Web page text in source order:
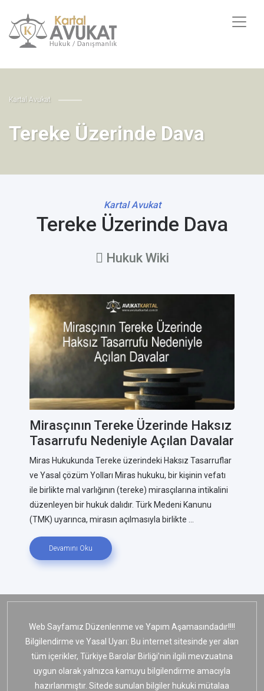
Kartal Avukat
Tereke Üzerinde Dava
Kartal Avukat
Tereke Üzerinde Dava
Hukuk Wiki
Mirasçının Tereke Üzerinde Haksız
Tasarrufu Nedeniyle Açılan Davalar
Miras Hukukunda Tereke üzerindeki Haksız Tasarruflar
ve Yasal çözüm Yolları Miras hukuku, bir kişinin vefatı
ile birlikte mal varlığının (tereke) mirasçılarına intikalini
düzenleyen bir hukuk dalıdır. Türk Medeni Kanunu
(TMK) uyarınca, mirasın açılmasıyla birlikte ...
Devamını Oku
Web Sayfamız Düzenlenme ve Yapım Aşamasındadır!!!!
Bilgilendirme ve Yasal Uyarı: Bu internet sitesinde yer alan
tüm içerikler, Türkiye Barolar Birliği’nin ilgili mevzuatına
uygun olarak yalnızca kamuyu bilgilendirme amacıyla
hazırlanmıştır. Sitede sunulan bilgiler hukuki mütalaa